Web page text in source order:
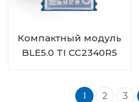
Компактный модуль
BLE5.0 TI CC2340R5
1 2 3